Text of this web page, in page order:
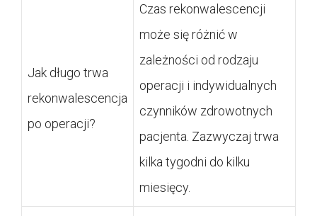
Jak długo trwa
rekonwalescencja
po operacji?
Czas rekonwalescencji
może się różnić w
zależności od rodzaju
operacji i indywidualnych
czynników zdrowotnych
pacjenta. Zazwyczaj trwa
kilka tygodni do kilku
miesięcy.